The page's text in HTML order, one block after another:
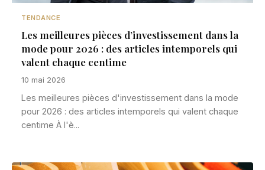
TENDANCE
Les meilleures pièces d’investissement dans la
mode pour 2026 : des articles intemporels qui
valent chaque centime
10 mai 2026
Les meilleures pièces d'investissement dans la mode
pour 2026 : des articles intemporels qui valent chaque
centime À l'è...